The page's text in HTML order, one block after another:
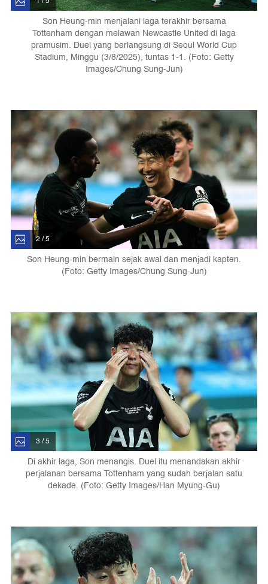
Son Heung-min menjalani laga terakhir bersama
Tottenham dengan melawan Newcastle United di laga
pramusim. Duel yang berlangsung di Seoul World Cup
Stadium, Minggu (3/8/2025), tuntas 1-1. (Foto: Getty
Images/Chung Sung-Jun)
2 / 5
Son Heung-min bermain sejak awal dan menjadi kapten.
(Foto: Getty Images/Chung Sung-Jun)
3 / 5
Di akhir laga, Son menangis. Duel itu menandakan akhir
perjalanan bersama Tottenham yang sudah berjalan satu
dekade. (Foto: Getty Images/Han Myung-Gu)